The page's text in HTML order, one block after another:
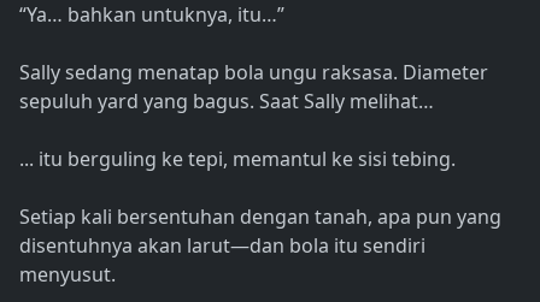
“Ya… bahkan untuknya, itu…”
Sally sedang menatap bola ungu raksasa. Diameter
sepuluh yard yang bagus. Saat Sally melihat…
... itu berguling ke tepi, memantul ke sisi tebing.
Setiap kali bersentuhan dengan tanah, apa pun yang
disentuhnya akan larut—dan bola itu sendiri
menyusut.